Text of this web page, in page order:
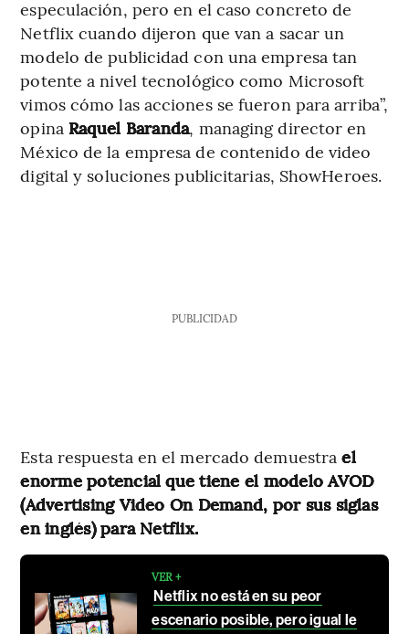
especulación, pero en el caso concreto de
Netflix cuando dijeron que van a sacar un
modelo de publicidad con una empresa tan
potente a nivel tecnológico como Microsoft
vimos cómo las acciones se fueron para arriba”,
opina Raquel Baranda, managing director en
México de la empresa de contenido de video
digital y soluciones publicitarias, ShowHeroes.
PUBLICIDAD
Esta respuesta en el mercado demuestra el
enorme potencial que tiene el modelo AVOD
(Advertising Video On Demand, por sus siglas
en inglés) para Netflix.
VER +
Netflix no está en su peor
escenario posible, pero igual le